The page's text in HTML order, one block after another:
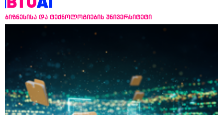
ბიზნესისა და ტექნოლოგიების უნივერსიტეტი